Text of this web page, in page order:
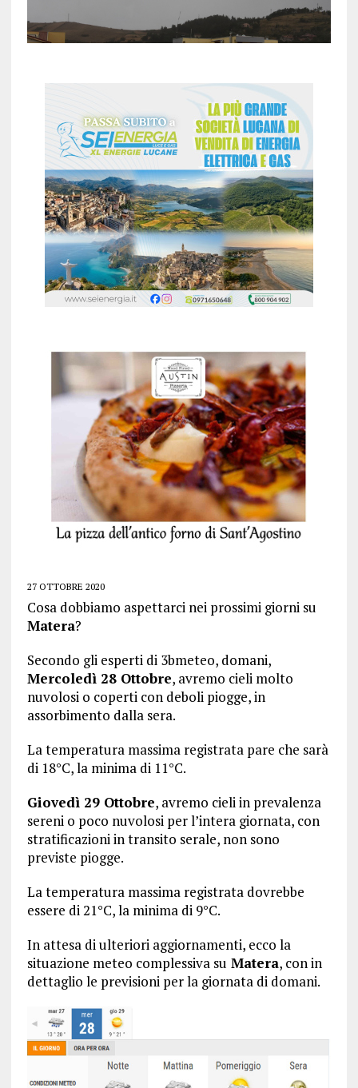
27 OTTOBRE 2020
Cosa dobbiamo aspettarci nei prossimi giorni su
Matera?
Secondo gli esperti di 3bmeteo, domani,
Mercoledì 28 Ottobre, avremo cieli molto
nuvolosi o coperti con deboli piogge, in
assorbimento dalla sera.
La temperatura massima registrata pare che sarà
di 18°C, la minima di 11°C.
Giovedì 29 Ottobre, avremo cieli in prevalenza
sereni o poco nuvolosi per l’intera giornata, con
stratificazioni in transito serale, non sono
previste piogge.
La temperatura massima registrata dovrebbe
essere di 21°C, la minima di 9°C.
In attesa di ulteriori aggiornamenti, ecco la
situazione meteo complessiva su Matera, con in
dettaglio le previsioni per la giornata di domani.